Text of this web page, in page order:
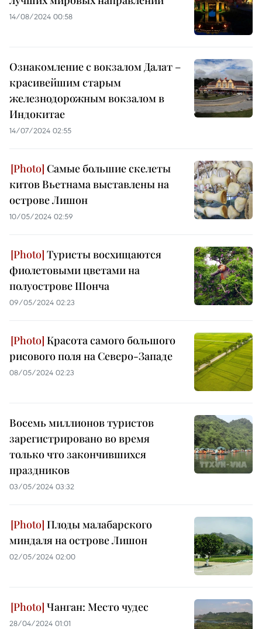
14/08/2024 00:58
Ознакомление с вокзалом Далат –
красивейшим старым
железнодорожным вокзалом в
Индокитае
14/07/2024 02:55
Самые большие скелеты
китов Вьетнама выставлены на
острове Лишон
10/05/2024 02:59
Туристы восхищаются
фиолетовыми цветами на
полуострове Шонча
09/05/2024 02:23
Красота самого большого
рисового поля на Северо-Западе
08/05/2024 02:23
Восемь миллионов туристов
зарегистрировано во время
только что закончившихся
праздников
03/05/2024 03:32
Плоды малабарского
миндаля на острове Лишон
02/05/2024 02:00
Чанган: Место чудес
28/04/2024 01:01